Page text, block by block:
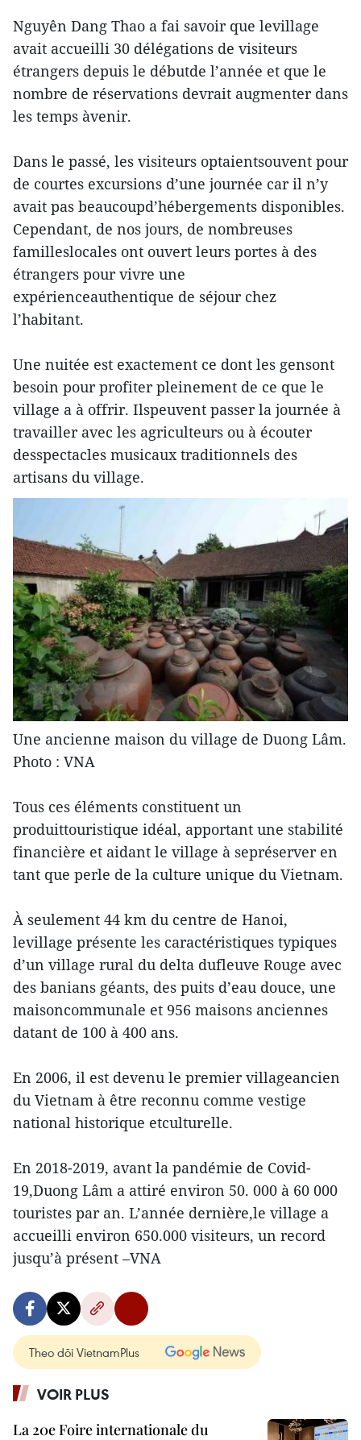
Nguyên Dang Thao a fai savoir que levillage
avait accueilli 30 délégations de visiteurs
étrangers depuis le débutde l’année et que le
nombre de réservations devrait augmenter dans
les temps àvenir.
Dans le passé, les visiteurs optaientsouvent pour
de courtes excursions d’une journée car il n’y
avait pas beaucoupd’hébergements disponibles.
Cependant, de nos jours, de nombreuses
familleslocales ont ouvert leurs portes à des
étrangers pour vivre une
expérienceauthentique de séjour chez
l’habitant.
Une nuitée est exactement ce dont les gensont
besoin pour profiter pleinement de ce que le
village a à offrir. Ilspeuvent passer la journée à
travailler avec les agriculteurs ou à écouter
desspectacles musicaux traditionnels des
artisans du village.
Une ancienne maison du village de Duong Lâm.
Photo : VNA
Tous ces éléments constituent un
produittouristique idéal, apportant une stabilité
financière et aidant le village à sepréserver en
tant que perle de la culture unique du Vietnam.
À seulement 44 km du centre de Hanoi,
levillage présente les caractéristiques typiques
d’un village rural du delta dufleuve Rouge avec
des banians géants, des puits d’eau douce, une
maisoncommunale et 956 maisons anciennes
datant de 100 à 400 ans.
En 2006, il est devenu le premier villageancien
du Vietnam à être reconnu comme vestige
national historique etculturelle.
En 2018-2019, avant la pandémie de Covid-
19,Duong Lâm a attiré environ 50. 000 à 60 000
touristes par an. L’année dernière,le village a
accueilli environ 650.000 visiteurs, un record
jusqu’à présent –VNA
Theo dõi VietnamPlus
VOIR PLUS
La 20e Foire internationale du